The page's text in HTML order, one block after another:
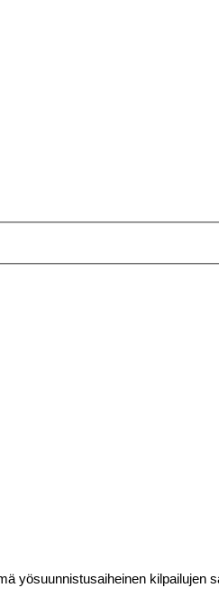
yösuunnistusaiheinen